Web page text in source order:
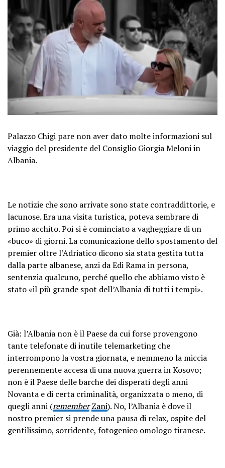
Palazzo Chigi pare non aver dato molte informazioni sul
viaggio del presidente del Consiglio Giorgia Meloni in
Albania.
Le notizie che sono arrivate sono state contraddittorie, e
lacunose. Era una visita turistica, poteva sembrare di
primo acchito. Poi si è cominciato a vagheggiare di un
«buco» di giorni. La comunicazione dello spostamento del
premier oltre l’Adriatico dicono sia stata gestita tutta
dalla parte albanese, anzi da Edi Rama in persona,
sentenzia qualcuno, perché quello che abbiamo visto è
stato «il più grande spot dell’Albania di tutti i tempi».
Già: l’Albania non è il Paese da cui forse provengono
tante telefonate di inutile telemarketing che
interrompono la vostra giornata, e nemmeno la miccia
perennemente accesa di una nuova guerra in Kosovo;
non è il Paese delle barche dei disperati degli anni
Novanta e di certa criminalità, organizzata o meno, di
quegli anni (remember Zani). No, l’Albania è dove il
nostro premier si prende una pausa di relax, ospite del
gentilissimo, sorridente, fotogenico omologo tiranese.